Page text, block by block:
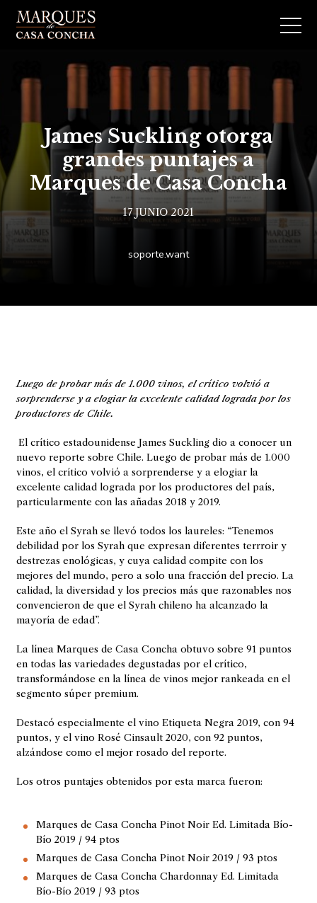
James Suckling otorga
grandes puntajes a
Marques de Casa Concha
17 JUNIO 2021
soporte.want
Luego de probar más de 1.000 vinos, el crítico volvió a
sorprenderse y a elogiar la excelente calidad lograda por los
productores de Chile.
El crítico estadounidense James Suckling dio a conocer un
nuevo reporte sobre Chile. Luego de probar más de 1.000
vinos, el crítico volvió a sorprenderse y a elogiar la
excelente calidad lograda por los productores del país,
particularmente con las añadas 2018 y 2019.
Este año el Syrah se llevó todos los laureles: “Tenemos
debilidad por los Syrah que expresan diferentes terrroir y
destrezas enológicas, y cuya calidad compite con los
mejores del mundo, pero a solo una fracción del precio. La
calidad, la diversidad y los precios más que razonables nos
convencieron de que el Syrah chileno ha alcanzado la
mayoría de edad”.
La línea Marques de Casa Concha obtuvo sobre 91 puntos
en todas las variedades degustadas por el crítico,
transformándose en la línea de vinos mejor rankeada en el
segmento súper premium.
Destacó especialmente el vino Etiqueta Negra 2019, con 94
puntos, y el vino Rosé Cinsault 2020, con 92 puntos,
alzándose como el mejor rosado del reporte.
Los otros puntajes obtenidos por esta marca fueron:
Marques de Casa Concha Pinot Noir Ed. Limitada Bío-
Bío 2019 / 94 ptos
Marques de Casa Concha Pinot Noir 2019 / 93 ptos
Marques de Casa Concha Chardonnay Ed. Limitada
Bío-Bío 2019 / 93 ptos